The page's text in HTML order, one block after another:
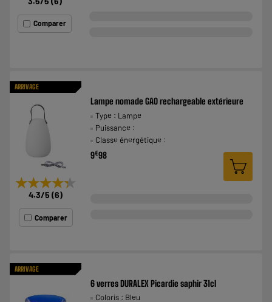
Comparer
ARRIVAGE
★★★★★
★★★★★
4.3/5 (6)
Comparer
Lampe nomade GAO rechargeable extérieure
Type : Lampe
Puissance :
Classe énergétique :
9€98
ARRIVAGE
6 verres DURALEX Picardie saphir 31cl
Coloris : Bleu